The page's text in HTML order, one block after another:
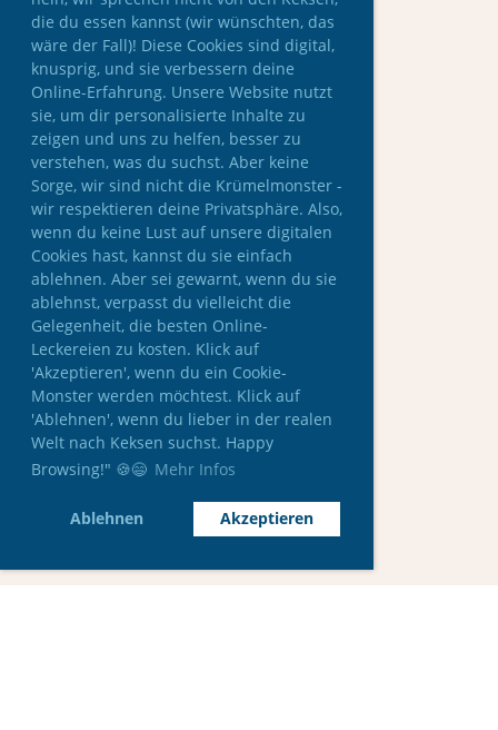
die du essen kannst (wir wünschten, das
wäre der Fall)! Diese Cookies sind digital,
knusprig, und sie verbessern deine
Online-Erfahrung. Unsere Website nutzt
sie, um dir personalisierte Inhalte zu
zeigen und uns zu helfen, besser zu
verstehen, was du suchst. Aber keine
Sorge, wir sind nicht die Krümelmonster -
wir respektieren deine Privatsphäre. Also,
wenn du keine Lust auf unsere digitalen
Cookies hast, kannst du sie einfach
ablehnen. Aber sei gewarnt, wenn du sie
ablehnst, verpasst du vielleicht die
Gelegenheit, die besten Online-
Leckereien zu kosten. Klick auf
'Akzeptieren', wenn du ein Cookie-
Monster werden möchtest. Klick auf
'Ablehnen', wenn du lieber in der realen
Welt nach Keksen suchst. Happy
Browsing!" 🍪😄 Mehr Infos
Ablehnen Akzeptieren